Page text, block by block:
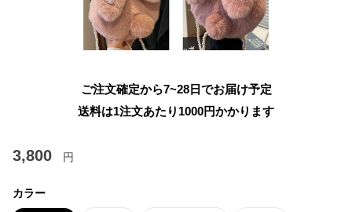
ご注文確定から7~28日でお届け予定
送料は1注文あたり 1000円かかります
3,800 円
カラー